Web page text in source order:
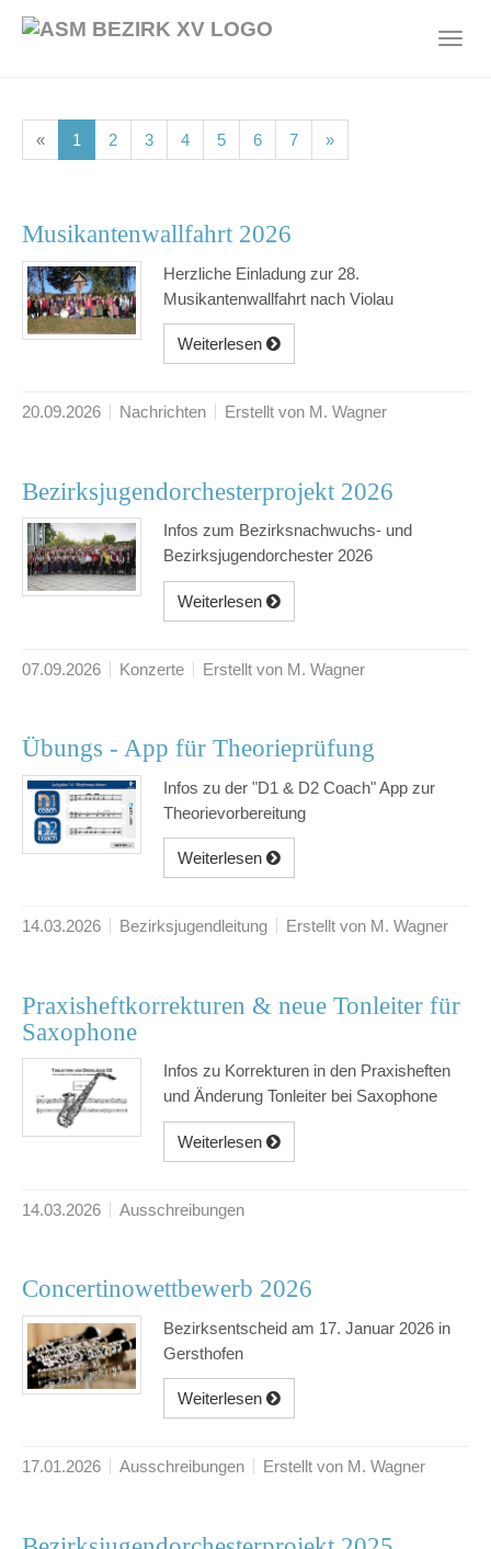
« 1 (current)
2(current)
3(current)
4(current)
5(current)
6(current)
7(current)
»
Musikantenwallfahrt 2026
Herzliche Einladung zur 28.
Musikantenwallfahrt nach Violau
Weiterlesen
20.09.2026 Nachrichten Erstellt von M. Wagner
Bezirksjugendorchesterprojekt 2026
Infos zum Bezirksnachwuchs- und
Bezirksjugendorchester 2026
Weiterlesen
07.09.2026 Konzerte Erstellt von M. Wagner
Übungs - App für Theorieprüfung
Infos zu der "D1 & D2 Coach" App zur
Theorievorbereitung
Weiterlesen
14.03.2026 Bezirksjugendleitung Erstellt von M. Wagner
Praxisheftkorrekturen & neue Tonleiter für
Saxophone
Infos zu Korrekturen in den Praxisheften
und Änderung Tonleiter bei Saxophone
Weiterlesen
14.03.2026 Ausschreibungen
Concertinowettbewerb 2026
Bezirksentscheid am 17. Januar 2026 in
Gersthofen
Weiterlesen
17.01.2026 Ausschreibungen Erstellt von M. Wagner